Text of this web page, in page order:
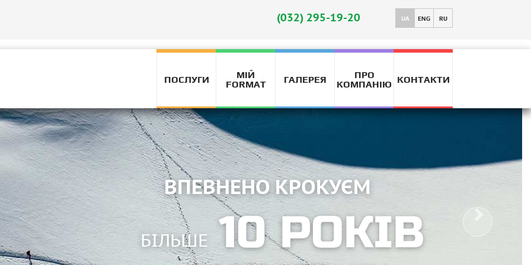
(032) 295-19-20 UA ENG RU
ПОСЛУГИ
МІЙ
FORMAT
ГАЛЕРЕЯ
ПРО
КОМПАНІЮ КОНТАКТИ
ВПЕВНЕНО КРОКУЄМ
10 РОКІВ
БІЛЬШЕ